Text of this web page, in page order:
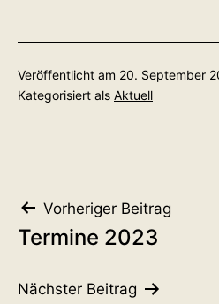
Veröffentlicht am 20. September
Kategorisiert als Aktuell
Vorheriger Beitrag
Termine 2023
Nächster Beitrag